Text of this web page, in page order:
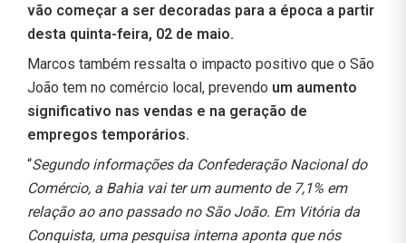
vão começar a ser decoradas para a época a partir
desta quinta-feira, 02 de maio.
Marcos também ressalta o impacto positivo que o São
João tem no comércio local, prevendo um aumento
significativo nas vendas e na geração de
empregos temporários.
“Segundo informações da Confederação Nacional do
Comércio, a Bahia vai ter um aumento de 7,1% em
relação ao ano passado no São João. Em Vitória da
Conquista, uma pesquisa interna aponta que nós